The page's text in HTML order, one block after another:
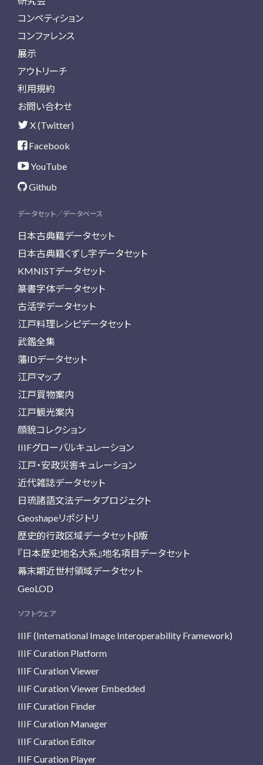
コンペティション
コンファレンス
展示
アウトリーチ
利用規約
お問い合わせ
X (Twitter)
Facebook
YouTube
Github
データセット／データベース
日本古典籍データセット
日本古典籍くずし字データセット
KMNISTデータセット
篆書字体データセット
古活字データセット
江戸料理レシピデータセット
武鑑全集
藩IDデータセット
江戸マップ
江戸買物案内
江戸観光案内
顔貌コレクション
IIIFグローバルキュレーション
江戸・安政災害キュレーション
近代雑誌データセット
日琉諸語文法データプロジェクト
Geoshapeリポジトリ
歴史的行政区域データセットβ版
『日本歴史地名大系』地名項目データセット
幕末期近世村領域データセット
GeoLOD
ソフトウェア
IIIF (International Image Interoperability Framework)
IIIF Curation Platform
IIIF Curation Viewer
IIIF Curation Viewer Embedded
IIIF Curation Finder
IIIF Curation Manager
IIIF Curation Editor
IIIF Curation Player